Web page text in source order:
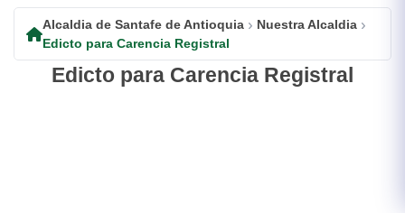
Alcaldia de Santafe de Antioquia
Nuestra Alcaldia
Edicto para Carencia Registral
Edicto para Carencia Registral